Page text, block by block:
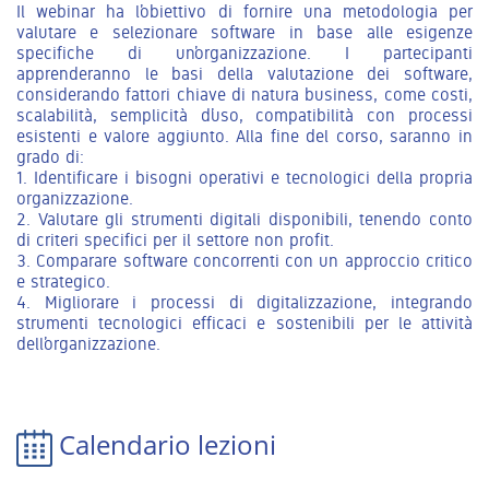
Il webinar ha l’obiettivo di fornire una metodologia per
valutare e selezionare software in base alle esigenze
specifiche di un’organizzazione. I partecipanti
apprenderanno le basi della valutazione dei software,
considerando fattori chiave di natura business, come costi,
scalabilità, semplicità d’uso, compatibilità con processi
esistenti e valore aggiunto. Alla fine del corso, saranno in
grado di:
1. Identificare i bisogni operativi e tecnologici della propria
organizzazione.
2. Valutare gli strumenti digitali disponibili, tenendo conto
di criteri specifici per il settore non profit.
3. Comparare software concorrenti con un approccio critico
e strategico.
4. Migliorare i processi di digitalizzazione, integrando
strumenti tecnologici efficaci e sostenibili per le attività
dell’organizzazione.
Calendario lezioni